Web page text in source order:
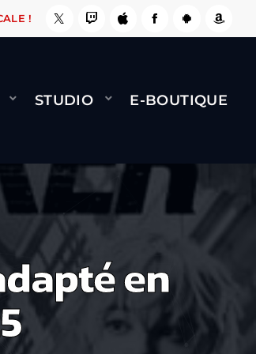
NAMI BERNARD MINET -
!
STUDIO E-BOUTIQUE
en